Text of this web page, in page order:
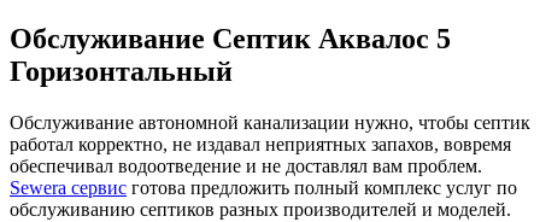
Обслуживание Септик Аквалос 5
Горизонтальный
Обслуживание автономной канализации нужно, чтобы септик
работал корректно, не издавал неприятных запахов, вовремя
обеспечивал водоотведение и не доставлял вам проблем.
Sewera сервис готова предложить полный комплекс услуг по
обслуживанию септиков разных производителей и моделей.